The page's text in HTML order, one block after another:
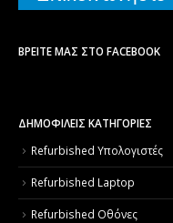
ΒΡΕΊΤΕ ΜΑΣ ΣΤΟ FACEBOOK
ΔΗΜΟΦΙΛΕΙΣ ΚΑΤΗΓΟΡΙΕΣ
Refurbished Υπολογιστές
Refurbished Laptop
Refurbished Οθόνες